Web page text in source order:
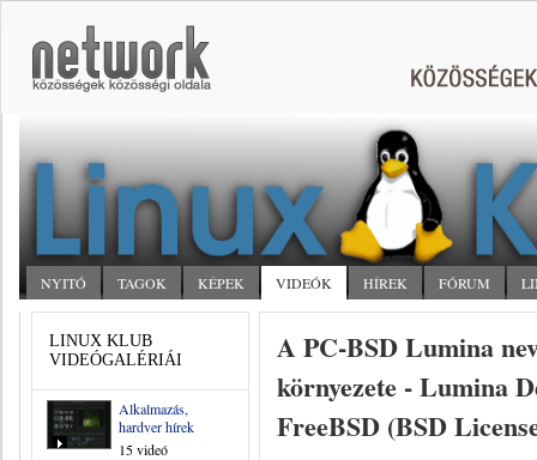
NYITÓ TAGOK KÉPEK VIDEÓK HÍREK FÓRUM
LINUX KLUB
VIDEÓGALÉRIÁI
Alkalmazás,
hardver hírek
15 videó
A PC-BSD Lumina
környezete - Lumina
FreeBSD (BSD